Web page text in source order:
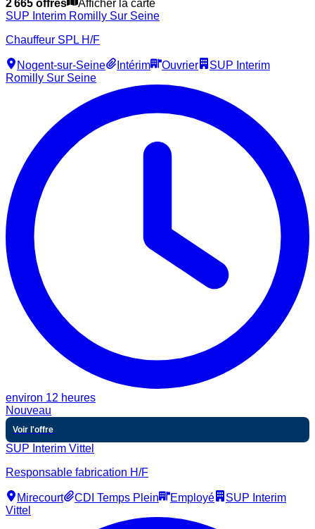
2 665 offres
Afficher la carte
SUP Interim Romilly Sur Seine
Chauffeur SPL H/F
Nogent-sur-Seine Intérim Ouvrier
SUP Interim
Romilly Sur Seine
environ 12 heures
Nouveau
Voir l'offre
SUP Interim Vittel
Responsable fabrication H/F
Mirecourt CDI Temps Plein Employé
SUP Interim
Vittel